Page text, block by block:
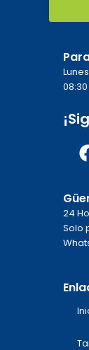
08:30
24
Solo